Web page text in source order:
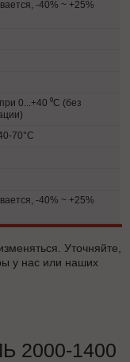
-40% ~ +25%
0...+40 ⁰С (без
70°C
-40% ~ +25%
Уточняйте,
у нас или наших
2000-1400